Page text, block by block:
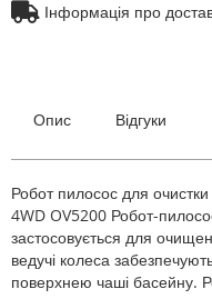
Інформація про
Опис Відгуки
Робот пилосос для
4WD OV5200 Робот-
застосовується для
ведучі колеса
поверхнею чаші басейну.